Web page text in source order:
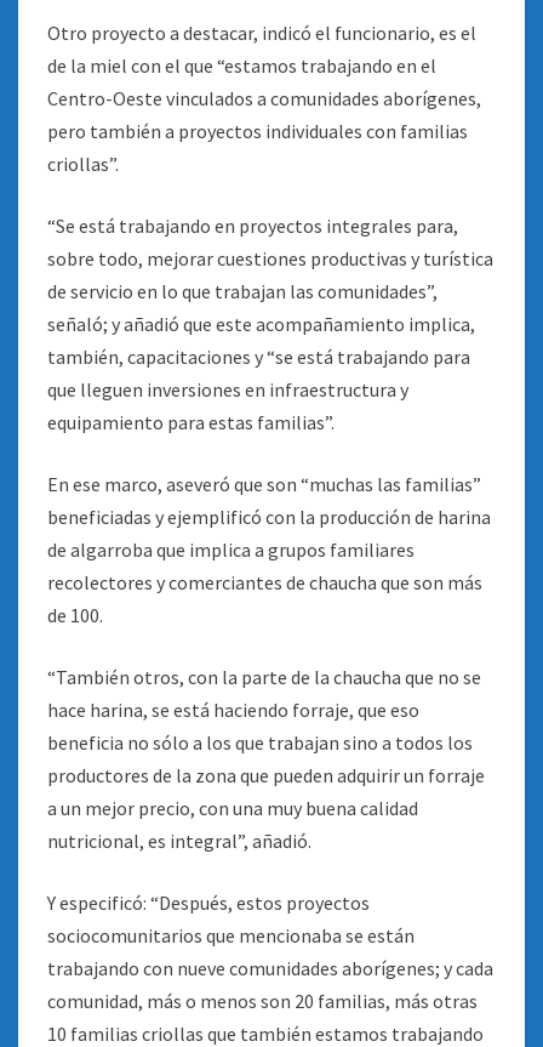
Otro proyecto a destacar, indicó el funcionario, es el
de la miel con el que “estamos trabajando en el
Centro-Oeste vinculados a comunidades aborígenes,
pero también a proyectos individuales con familias
criollas”.
“Se está trabajando en proyectos integrales para,
sobre todo, mejorar cuestiones productivas y turística
de servicio en lo que trabajan las comunidades”,
señaló; y añadió que este acompañamiento implica,
también, capacitaciones y “se está trabajando para
que lleguen inversiones en infraestructura y
equipamiento para estas familias”.
En ese marco, aseveró que son “muchas las familias”
beneficiadas y ejemplificó con la producción de harina
de algarroba que implica a grupos familiares
recolectores y comerciantes de chaucha que son más
de 100.
“También otros, con la parte de la chaucha que no se
hace harina, se está haciendo forraje, que eso
beneficia no sólo a los que trabajan sino a todos los
productores de la zona que pueden adquirir un forraje
a un mejor precio, con una muy buena calidad
nutricional, es integral”, añadió.
Y especificó: “Después, estos proyectos
sociocomunitarios que mencionaba se están
trabajando con nueve comunidades aborígenes; y cada
comunidad, más o menos son 20 familias, más otras
10 familias criollas que también estamos trabajando